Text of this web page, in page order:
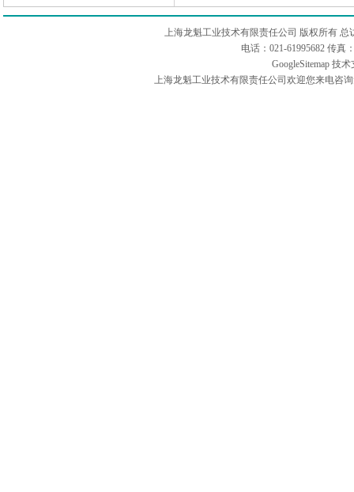
上海龙魁工业技术有限责任公司 版权所有 总
电话：021-61995682 传真
GoogleSitemap技术
上海龙魁工业技术有限责任公司欢迎您来电咨